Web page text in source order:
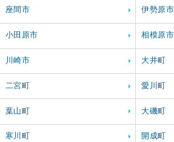
座間市 伊勢原市
小田原市 相模原市
川崎市 大井町
二宮町 愛川町
葉山町 大磯町
寒川町 開成町